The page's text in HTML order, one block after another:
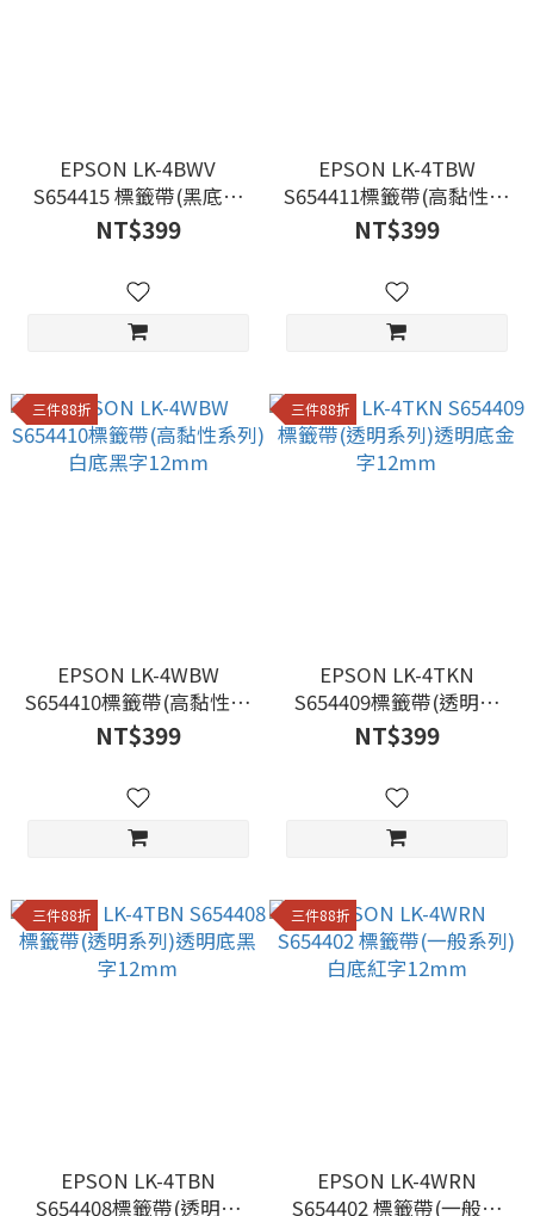
EPSON LK-4BWV
S654415 標籤帶(黑底系
列)黑底白字12mm
NT$399
EPSON LK-4TBW
S654411標籤帶(高黏性系
列)透明底黑字12mm
NT$399
三件88折
EPSON LK-4WBW
S654410標籤帶(高黏性系
列)白底黑字12mm
NT$399
三件88折
EPSON LK-4TKN
S654409標籤帶(透明系
列)透明底金字12mm
NT$399
三件88折
EPSON LK-4TBN
S654408標籤帶(透明系
三件88折
EPSON LK-4WRN
S654402 標籤帶(一般系